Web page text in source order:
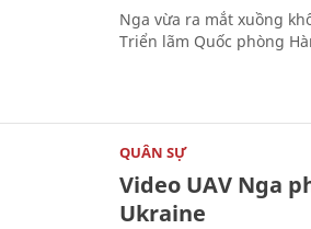
Nga vừa ra mắt xuồng
Triển lãm Quốc phòng
QUÂN SỰ
Video UAV Nga
Ukraine